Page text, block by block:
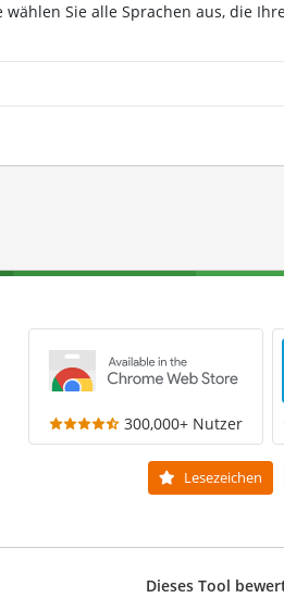
wählen Sie alle Sprachen aus, die
300,000+ Nutzer
Lesezeichen
Dieses Tool